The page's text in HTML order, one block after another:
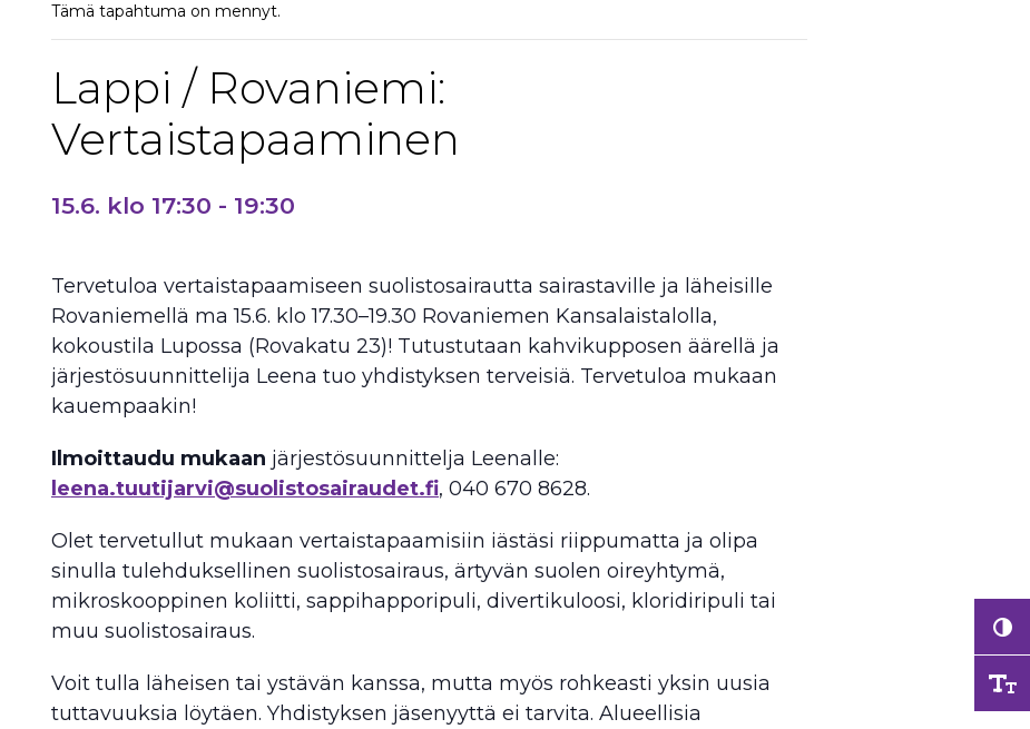
Tämä tapahtuma on mennyt.
Lappi / Rovaniemi:
Vertaistapaaminen
15.6. klo 17:30 - 19:30
Tervetuloa vertaistapaamiseen suolistosairautta sairastaville ja läheisille
Rovaniemellä ma 15.6. klo 17.30–19.30 Rovaniemen Kansalaistalolla,
kokoustila Lupossa (Rovakatu 23)! Tutustutaan kahvikupposen äärellä ja
järjestösuunnittelija Leena tuo yhdistyksen terveisiä. Tervetuloa mukaan
kauempaakin!
Ilmoittaudu mukaan järjestösuunnittelja Leenalle:
leena.tuutijarvi@suolistosairaudet.fi, 040 670 8628.
Olet tervetullut mukaan vertaistapaamisiin iästäsi riippumatta ja olipa
sinulla tulehduksellinen suolistosairaus, ärtyvän suolen oireyhtymä,
mikroskooppinen koliitti, sappihapporipuli, divertikuloosi, kloridiripuli tai
muu suolistosairaus.
Voit tulla läheisen tai ystävän kanssa, mutta myös rohkeasti yksin uusia
tuttavuuksia löytäen. Yhdistyksen jäsenyyttä ei tarvita. Alueellisia